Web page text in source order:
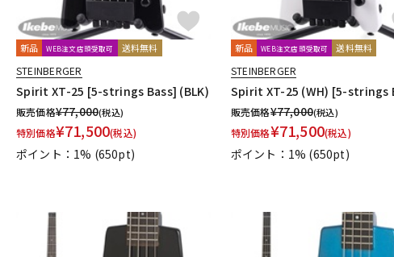
新品 WEB注文店頭受取可 送料無料
STEINBERGER
Spirit XT-25 [5-strings Bass] (BLK)
販売価格¥77,000(税込)
特別価格¥71,500(税込)
ポイント：1% (650pt)
新品 WEB注文店頭受取可 送料無料
STEINBERGER
Spirit XT-25 (WH) [5-strings
販売価格¥77,000(税込)
特別価格¥71,500(税込)
ポイント：1% (650pt)